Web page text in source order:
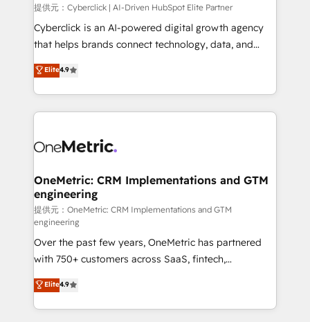
提供元：Cyberclick | AI-Driven HubSpot Elite Partner
Cyberclick is an AI-powered digital growth agency
that helps brands connect technology, data, and
creativity to achieve measurable results. Founded in
Barcelona and operating across Spain, LATAM, and
the UK, we support global companies in building
smarter marketing, sales, and customer success
Iberia (Spain & Portugal), we combine human insight
growth. Our multidisciplinary team designs solutions
that simplify complexity, boost performance, and
turn innovation into real impact. 🌍 Highlights •
HubSpot Partner since 2012 • 2022 EMEA Impact
Award: Best Integration • 150+ successful HubSpot
projects • Clients in 30+ industries • Proprietary
technology for integrations • Multilingual team:
English, Spanish, Portuguese & Italian 👉 Grow
smarter with AI and HubSpot.
Elite4.9
OneMetric: CRM Implementations and GTM
engineering
提供元：OneMetric: CRM Implementations and GTM
engineering
Over the past few years, OneMetric has partnered
with 750+ customers across SaaS, fintech,
healthcare, real estate, and other industries. With
150+ HubSpot-certified experts, we deliver scalable
solutions to complex GTM and RevOps challenges.
Elite4.9